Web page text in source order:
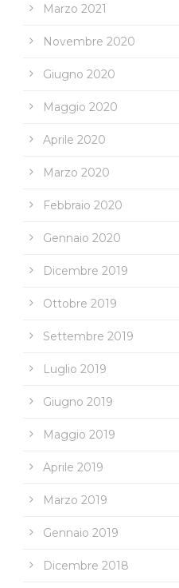
Marzo 2021
Novembre 2020
Giugno 2020
Maggio 2020
Aprile 2020
Marzo 2020
Febbraio 2020
Gennaio 2020
Dicembre 2019
Ottobre 2019
Settembre 2019
Luglio 2019
Giugno 2019
Maggio 2019
Aprile 2019
Marzo 2019
Gennaio 2019
Dicembre 2018